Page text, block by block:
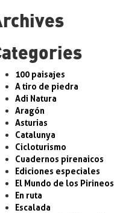
100 paisajes
A tiro de piedra
Adi Natura
Aragón
Asturias
Catalunya
Cicloturismo
Cuadernos pirenaicos
Ediciones especiales
El Mundo de los Pirineos
En ruta
Escalada